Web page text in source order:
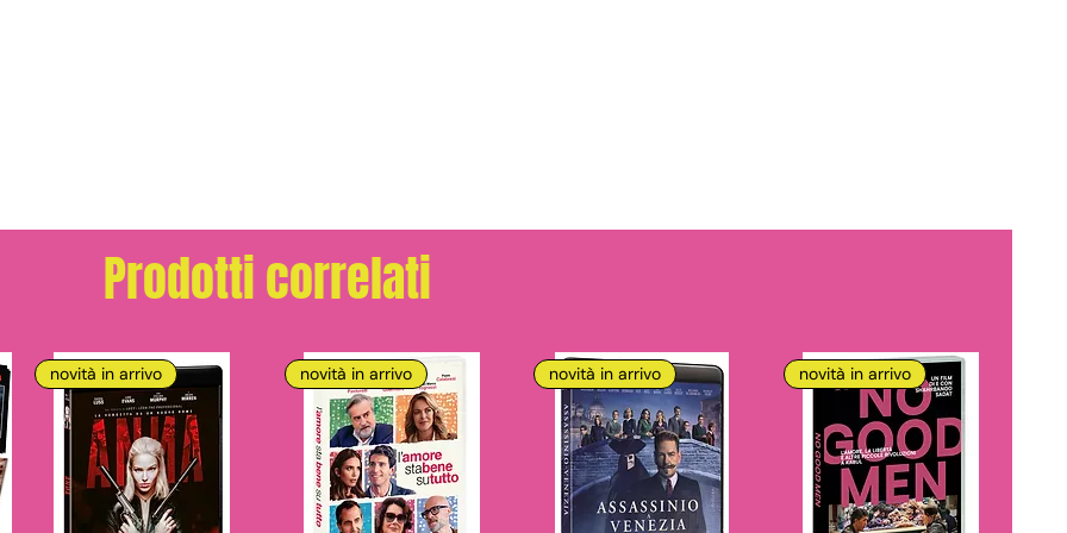
Prodotti correlati
novità in arrivo novità in arrivo novità in arrivo novità in arrivo